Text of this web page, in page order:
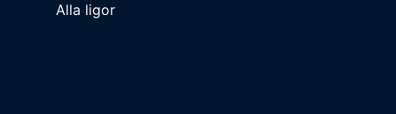
Alla ligor